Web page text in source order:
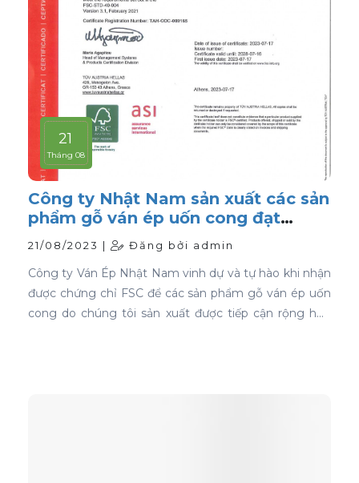
21
Tháng 08
Công ty Nhật Nam sản xuất các sản
phẩm gỗ ván ép uốn cong đạt
chứng nhận FSC
21/08/2023 | Đăng bởi admin
Công ty Ván Ép Nhật Nam vinh dự và tự hào khi nhận
được chứng chỉ FSC để các sản phẩm gỗ ván ép uốn
cong do chúng tôi sản xuất được tiếp cận rộng hơn